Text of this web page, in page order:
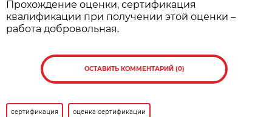
Прохождение оценки, сертификация
квалификации при получении этой оценки –
работа добровольная.
ОСТАВИТЬ КОММЕНТАРИЙ (0)
сертификация оценка сертификации